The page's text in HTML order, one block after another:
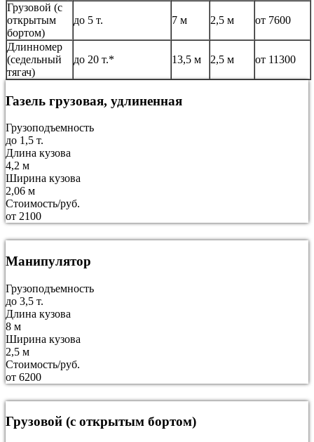
Грузовой (с
открытым
бортом)
до 5 т. 7 м 2,5 м от 7600
Длинномер
(седельный
тягач)
до 20 т.* 13,5 м 2,5 м от 11300
Газель грузовая, удлиненная
Грузоподъемность
до 1,5 т.
Длина кузова
4,2 м
Ширина кузова
2,06 м
Стоимость/руб.
от 2100
Манипулятор
Грузоподъемность
до 3,5 т.
Длина кузова
8 м
Ширина кузова
2,5 м
Стоимость/руб.
от 6200
Грузовой (с открытым бортом)